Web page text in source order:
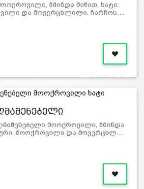
წმინდა მიწით. ხატი:
და მოვერცხლილი. ჩარჩოს…
მოოქროვილი, წმინდა
მოოქროვილი და მოვერცხლ…